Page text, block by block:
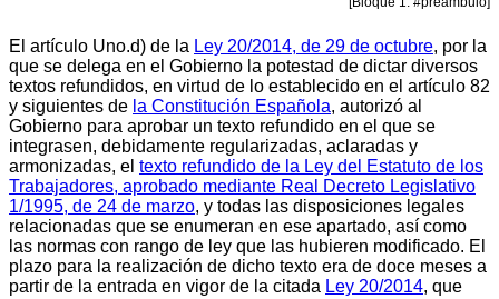
El artículo Uno.d) de la Ley 20/2014, de 29 de octubre, por la
que se delega en el Gobierno la potestad de dictar diversos
textos refundidos, en virtud de lo establecido en el artículo 82
y siguientes de la Constitución Española, autorizó al
Gobierno para aprobar un texto refundido en el que se
integrasen, debidamente regularizadas, aclaradas y
armonizadas, el texto refundido de la Ley del Estatuto de los
Trabajadores, aprobado mediante Real Decreto Legislativo
1/1995, de 24 de marzo, y todas las disposiciones legales
relacionadas que se enumeran en ese apartado, así como
las normas con rango de ley que las hubieren modificado. El
plazo para la realización de dicho texto era de doce meses a
partir de la entrada en vigor de la citada Ley 20/2014, que